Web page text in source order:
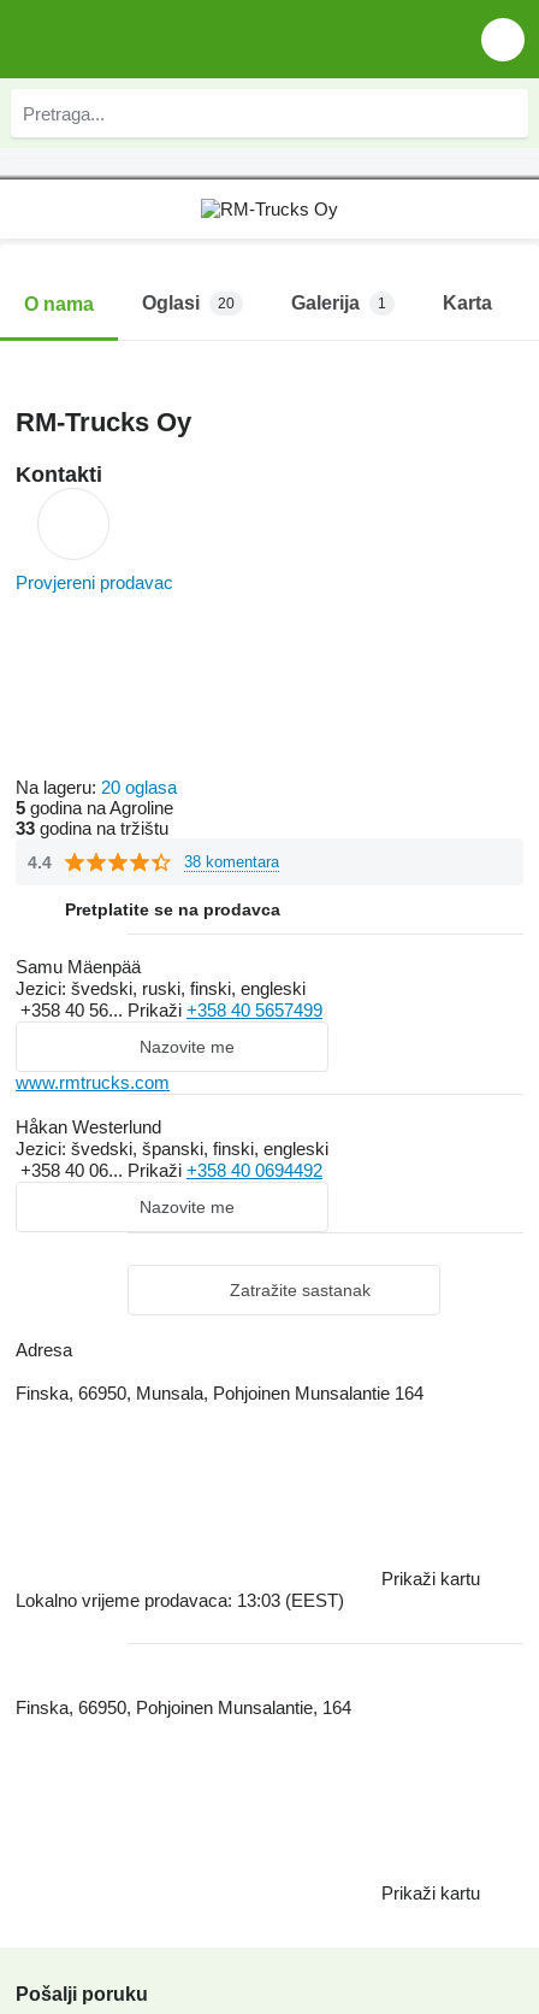
O nama Oglasi 20 Galerija 1 Karta
RM-Trucks Oy
Kontakti
Provjereni prodavac
Na lageru: 20 oglasa
5 godina na Agroline
33 godina na tržištu
4.4 38 komentara
Pretplatite se na prodavca
Samu Mäenpää
Jezici: švedski, ruski, finski, engleski
+358 40 56... Prikaži +358 40 5657499
Nazovite me
www.rmtrucks.com
Håkan Westerlund
Jezici: švedski, španski, finski, engleski
+358 40 06... Prikaži +358 40 0694492
Nazovite me
Zatražite sastanak
Adresa
Finska, 66950, Munsala, Pohjoinen Munsalantie 164
Prikaži kartu
Lokalno vrijeme prodavaca: 13:03 (EEST)
Finska, 66950, Pohjoinen Munsalantie, 164
Prikaži kartu
Pošalji poruku